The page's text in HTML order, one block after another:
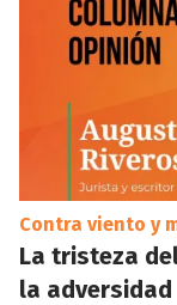
Contra viento y
La tristeza
la adversidad